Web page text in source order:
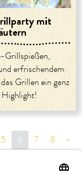
mit
Grillspießen,
erfrischendem
Grillen ein ganz
Highlight!
5 6 7 8 »